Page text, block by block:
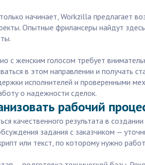
начинает, Workzilla предлагает
Опытные фрилансеры найдут
с женским голосом требует
в этом направлении и получать
исполнителей и проверенными
о надежности сделок.
рабочий
качественного результата в
задания с заказчиком —
или текст, по которому нужно